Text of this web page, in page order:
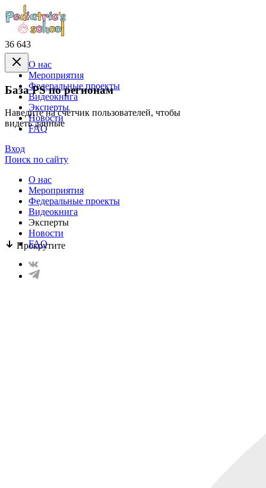
36 643
База PS по регионам
Наведите на счётчик пользователей, чтобы
видеть данные
Прокрутите
О нас
Mероприятия
Федеральные проекты
Видеокнига
Эксперты
Новости
FAQ
Вход
Поиск по сайту
О нас
Mероприятия
Федеральные проекты
Видеокнига
Эксперты
Новости
FAQ